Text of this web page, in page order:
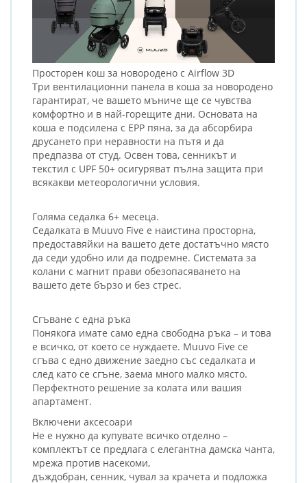
Просторен кош за новородено с Airflow 3D
Три вентилационни панела в коша за новородено
гарантират, че вашето мъниче ще се чувства
комфортно и в най-горещите дни. Основата на
коша е подсилена с EPP пяна, за да абсорбира
друсането при неравности на пътя и да
предпазва от студ. Освен това, сенникът и
текстил с UPF 50+ осигуряват пълна защита при
всякакви метеорологични условия.
Голяма седалка 6+ месеца.
Седалката в Muuvo Five е наистина просторна,
предоставяйки на вашето дете достатъчно място
да седи удобно или да подремне. Системата за
колани с магнит прави обезопасяването на
вашето дете бързо и без стрес.
Сгъване с една ръка
Понякога имате само една свободна ръка – и това
е всичко, от което се нуждаете. Muuvo Five се
сгъва с едно движение заедно със седалката и
след като се сгъне, заема много малко място.
Перфектното решение за колата или вашия
апартамент.
Включени аксесоари
Не е нужно да купувате всичко отделно –
комплектът се предлага с елегантна дамска чанта,
мрежа против насекоми,
дъждобран, сенник, чувал за крачета и подложка